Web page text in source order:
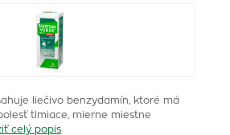
liečivo benzydamín, ktoré má
tlmiace, mierne miestne
celý popis